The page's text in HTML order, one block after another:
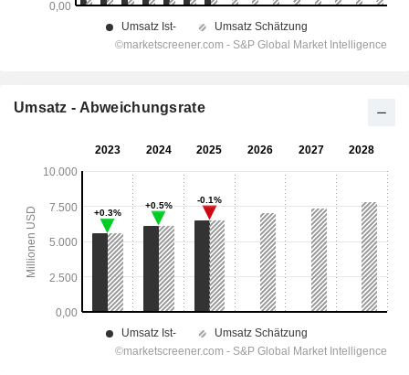
Umsatz - Abweichungsrate